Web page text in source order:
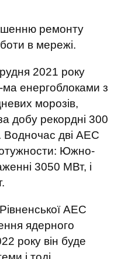
ремонту
в мережі.
2021 року
енергоблоками з
морозів,
добу рекордні 300
Водночас дві АЕС
Южно-
3050 МВт, і
АЕС
ядерного
року він буде